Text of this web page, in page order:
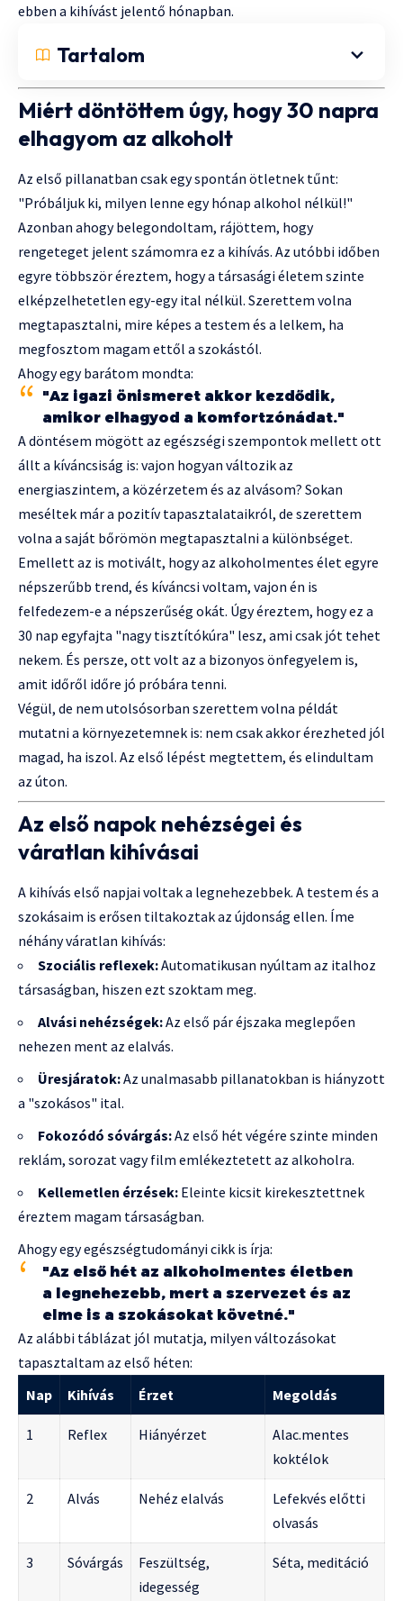
ebben a kihívást jelentő hónapban.
Tartalom
Miért döntöttem úgy, hogy 30 napra
elhagyom az alkoholt
Az első pillanatban csak egy spontán ötletnek tűnt:
"Próbáljuk ki, milyen lenne egy hónap alkohol nélkül!"
Azonban ahogy belegondoltam, rájöttem, hogy
rengeteget jelent számomra ez a kihívás. Az utóbbi időben
egyre többször éreztem, hogy a társasági életem szinte
elképzelhetetlen egy-egy ital nélkül. Szerettem volna
megtapasztalni, mire képes a testem és a lelkem, ha
megfosztom magam ettől a szokástól.
Ahogy egy barátom mondta:
"Az igazi önismeret akkor kezdődik,
amikor elhagyod a komfortzónádat."
A döntésem mögött az egészségi szempontok mellett ott
állt a kíváncsiság is: vajon hogyan változik az
energiaszintem, a közérzetem és az alvásom? Sokan
meséltek már a pozitív tapasztalataikról, de szerettem
volna a saját bőrömön megtapasztalni a különbséget.
Emellett az is motivált, hogy az alkoholmentes élet egyre
népszerűbb trend, és kíváncsi voltam, vajon én is
felfedezem-e a népszerűség okát. Úgy éreztem, hogy ez a
30 nap egyfajta "nagy tisztítókúra" lesz, ami csak jót tehet
nekem. És persze, ott volt az a bizonyos önfegyelem is,
amit időről időre jó próbára tenni.
Végül, de nem utolsósorban szerettem volna példát
mutatni a környezetemnek is: nem csak akkor érezheted jól
magad, ha iszol. Az első lépést megtettem, és elindultam
az úton.
Az első napok nehézségei és
váratlan kihívásai
A kihívás első napjai voltak a legnehezebbek. A testem és a
szokásaim is erősen tiltakoztak az újdonság ellen. Íme
néhány váratlan kihívás:
Szociális reflexek:Automatikusan nyúltam az italhoz
társaságban, hiszen ezt szoktam meg.
Alvási nehézségek:Az első pár éjszaka meglepően
nehezen ment az elalvás.
Üresjáratok:Az unalmasabb pillanatokban is hiányzott
a "szokásos" ital.
Fokozódó sóvárgás:Az első hét végére szinte minden
reklám, sorozat vagy film emlékeztetett az alkoholra.
Kellemetlen érzések: Eleinte kicsit kirekesztettnek
éreztem magam társaságban.
Ahogy egy egészségtudományi cikk is írja:
"Az első hét az alkoholmentes életben
a legnehezebb, mert a szervezet és az
elme is a szokásokat követné."
Az alábbi táblázat jól mutatja, milyen változásokat
tapasztaltam az első héten:
Nap
Kihívás Érzet Megoldás
1 Reflex Hiányérzet
Alac.mentes
koktélok
2 Alvás Nehéz elalvás
Lefekvés előtti
olvasás
3 Sóvárgás
Feszültség,
idegesség
Séta, meditáció